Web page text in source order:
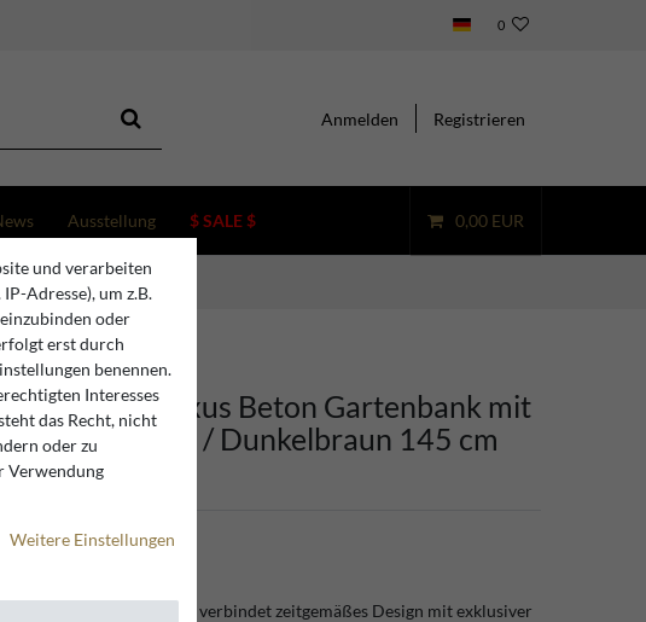
0
Anmelden Registrieren
Ausstellung $ SALE $ 0,00 EUR
Padrino
Padrino Luxus Beton Gartenbank mit
Gelb / Dunkelbraun 145 cm
132225
Casa Padrino Gartenbank verbindet zeitgemäßes Design mit exklusiver
und verarbeiten
Adresse), um z.B.
oder
erst durch
benennen.
Interesses
das Recht, nicht
oder zu
Verwendung
Weitere Einstellungen